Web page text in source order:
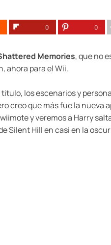
0 0
Memories, que no
ahora para el Wii.
los escenarios y
creo que más fue la nueva
y veremos a Harry
Silent Hill en casi en la